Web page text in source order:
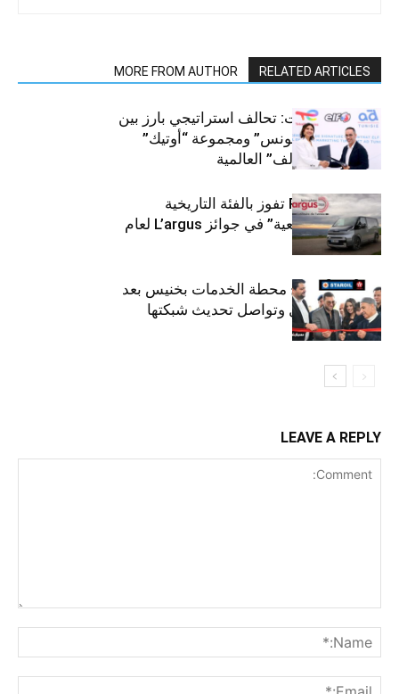
RELATED ARTICLES
MORE FROM AUTHOR
قطاع السيارات: تحالف استراتيجي بارز بين
“توتال إنرجيز تونس” ومجموعة “أوتيك”
لتوزيع زيوت “إلف” العالمية
كيا PV5 Cargo تفوز بالفئة التاريخية
“للمركبات النفعية” في جوائز L’argus لعام
2026
ستارأويل تفتتح محطة الخدمات بخنيس بعد
تجديدهابالكامل وتواصل تحديث شبكتها
LEAVE A REPLY